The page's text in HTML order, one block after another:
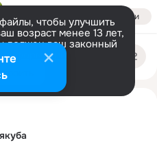
Войти
чтобы улучшить
возраст менее 13 лет,
должен ваш законный
информации